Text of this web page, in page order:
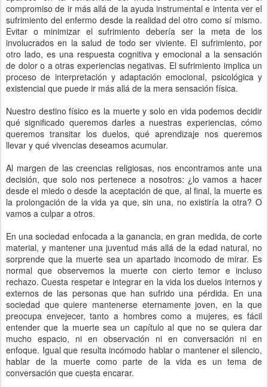
compromiso de ir más allá de la ayuda instrumental e intenta ver el
sufrimiento del enfermo desde la realidad del otro como sí mismo.
Evitar o minimizar el sufrimiento debería ser la meta de los
involucrados en la salud de todo ser viviente. El sufrimiento, por
otro lado, es una respuesta cognitiva y emocional a la sensación
de dolor o a otras experiencias negativas. El sufrimiento implica un
proceso de interpretación y adaptación emocional, psicológica y
existencial que puede ir más allá de la mera sensación física.
Nuestro destino físico es la muerte y solo en vida podemos decidir
qué significado queremos darles a nuestras experiencias, cómo
queremos transitar los duelos, qué aprendizaje nos queremos
llevar y qué vivencias deseamos acumular.
Al margen de las creencias religiosas, nos encontramos ante una
decisión, que solo nos pertenece a nosotros: ¿lo vamos a hacer
desde el miedo o desde la aceptación de que, al final, la muerte es
la prolongación de la vida ya que, sin una, no existiría la otra? O
vamos a culpar a otros.
En una sociedad enfocada a la ganancia, en gran medida, de corte
material, y mantener una juventud más allá de la edad natural, no
sorprende que la muerte sea un apartado incomodo de mirar. Es
normal que observemos la muerte con cierto temor e incluso
rechazo. Cuesta respetar e integrar en la vida los duelos internos y
externos de las personas que han sufrido una pérdida. En una
sociedad que quiere mantenerse eternamente joven, en la que
preocupa envejecer, tanto a hombres como a mujeres, es fácil
entender que la muerte sea un capítulo al que no se quiera dar
mucho espacio, ni en observación ni en conversación ni en
enfoque. Igual que resulta incómodo hablar o mantener el silencio,
hablar de la muerte como parte de la vida es un tema de
conversación que cuesta encarar.